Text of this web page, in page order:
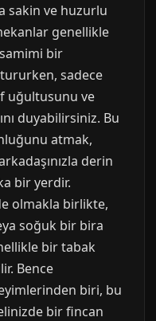
sakin ve huzurlu
genellikle
bir
sadece
uğultusunu ve
duyabilirsiniz. Bu
atmak,
derin
bir yerdir.
olmakla birlikte,
soğuk bir bira
bir tabak
Bence
biri, bu
bir fincan